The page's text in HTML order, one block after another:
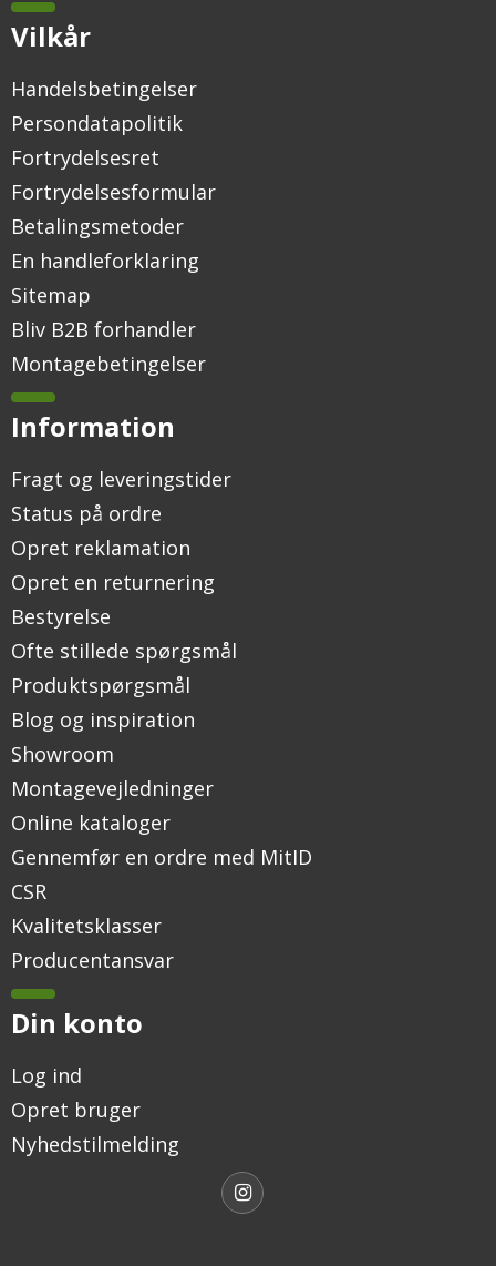
Vilkår
Handelsbetingelser
Persondatapolitik
Fortrydelsesret
Fortrydelsesformular
Betalingsmetoder
En handleforklaring
Sitemap
Bliv B2B forhandler
Montagebetingelser
Information
Fragt og leveringstider
Status på ordre
Opret reklamation
Opret en returnering
Bestyrelse
Ofte stillede spørgsmål
Produktspørgsmål
Blog og inspiration
Showroom
Montagevejledninger
Online kataloger
Gennemfør en ordre med MitID
CSR
Kvalitetsklasser
Producentansvar
Din konto
Log ind
Opret bruger
Nyhedstilmelding